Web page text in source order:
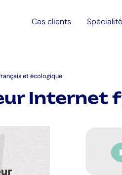
Cas clients
et écologique
Internet